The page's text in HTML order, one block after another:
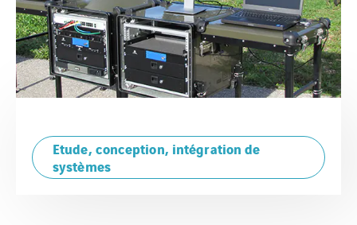
Etude, conception, intégration de
systèmes